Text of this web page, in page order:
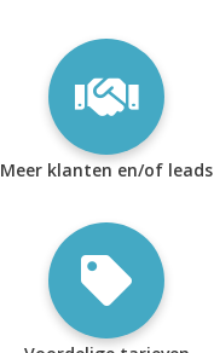
Meer klanten en/of leads